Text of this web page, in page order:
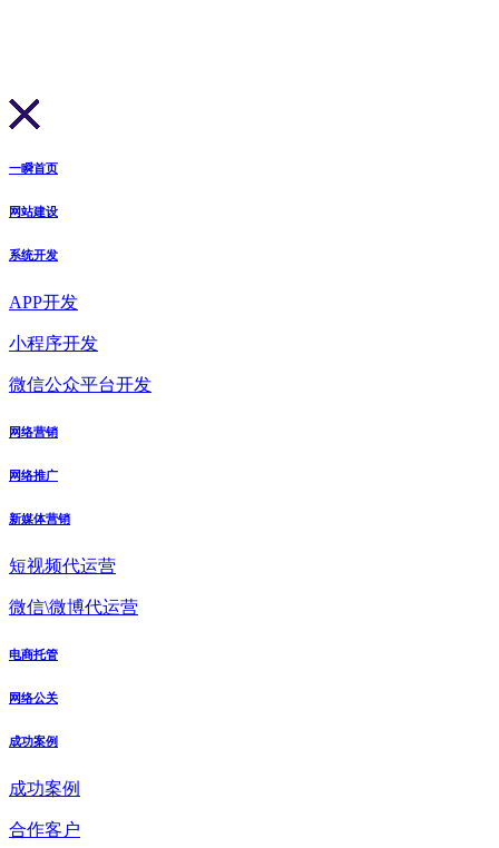
一瞬首页
网站建设
系统开发
APP开发
小程序开发
微信公众平台开发
网络营销
网络推广
新媒体营销
短视频代运营
微信\微博代运营
电商托管
网络公关
成功案例
成功案例
合作客户